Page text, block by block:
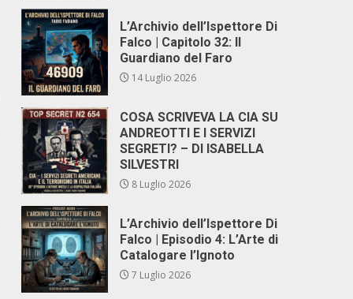
L’Archivio dell’Ispettore Di
Falco | Capitolo 32: Il
Guardiano del Faro
14 Luglio 2026
COSA SCRIVEVA LA CIA SU
ANDREOTTI E I SERVIZI
SEGRETI? – DI ISABELLA
SILVESTRI
8 Luglio 2026
L’Archivio dell’Ispettore Di
Falco | Episodio 4: L’Arte di
Catalogare l’Ignoto
7 Luglio 2026